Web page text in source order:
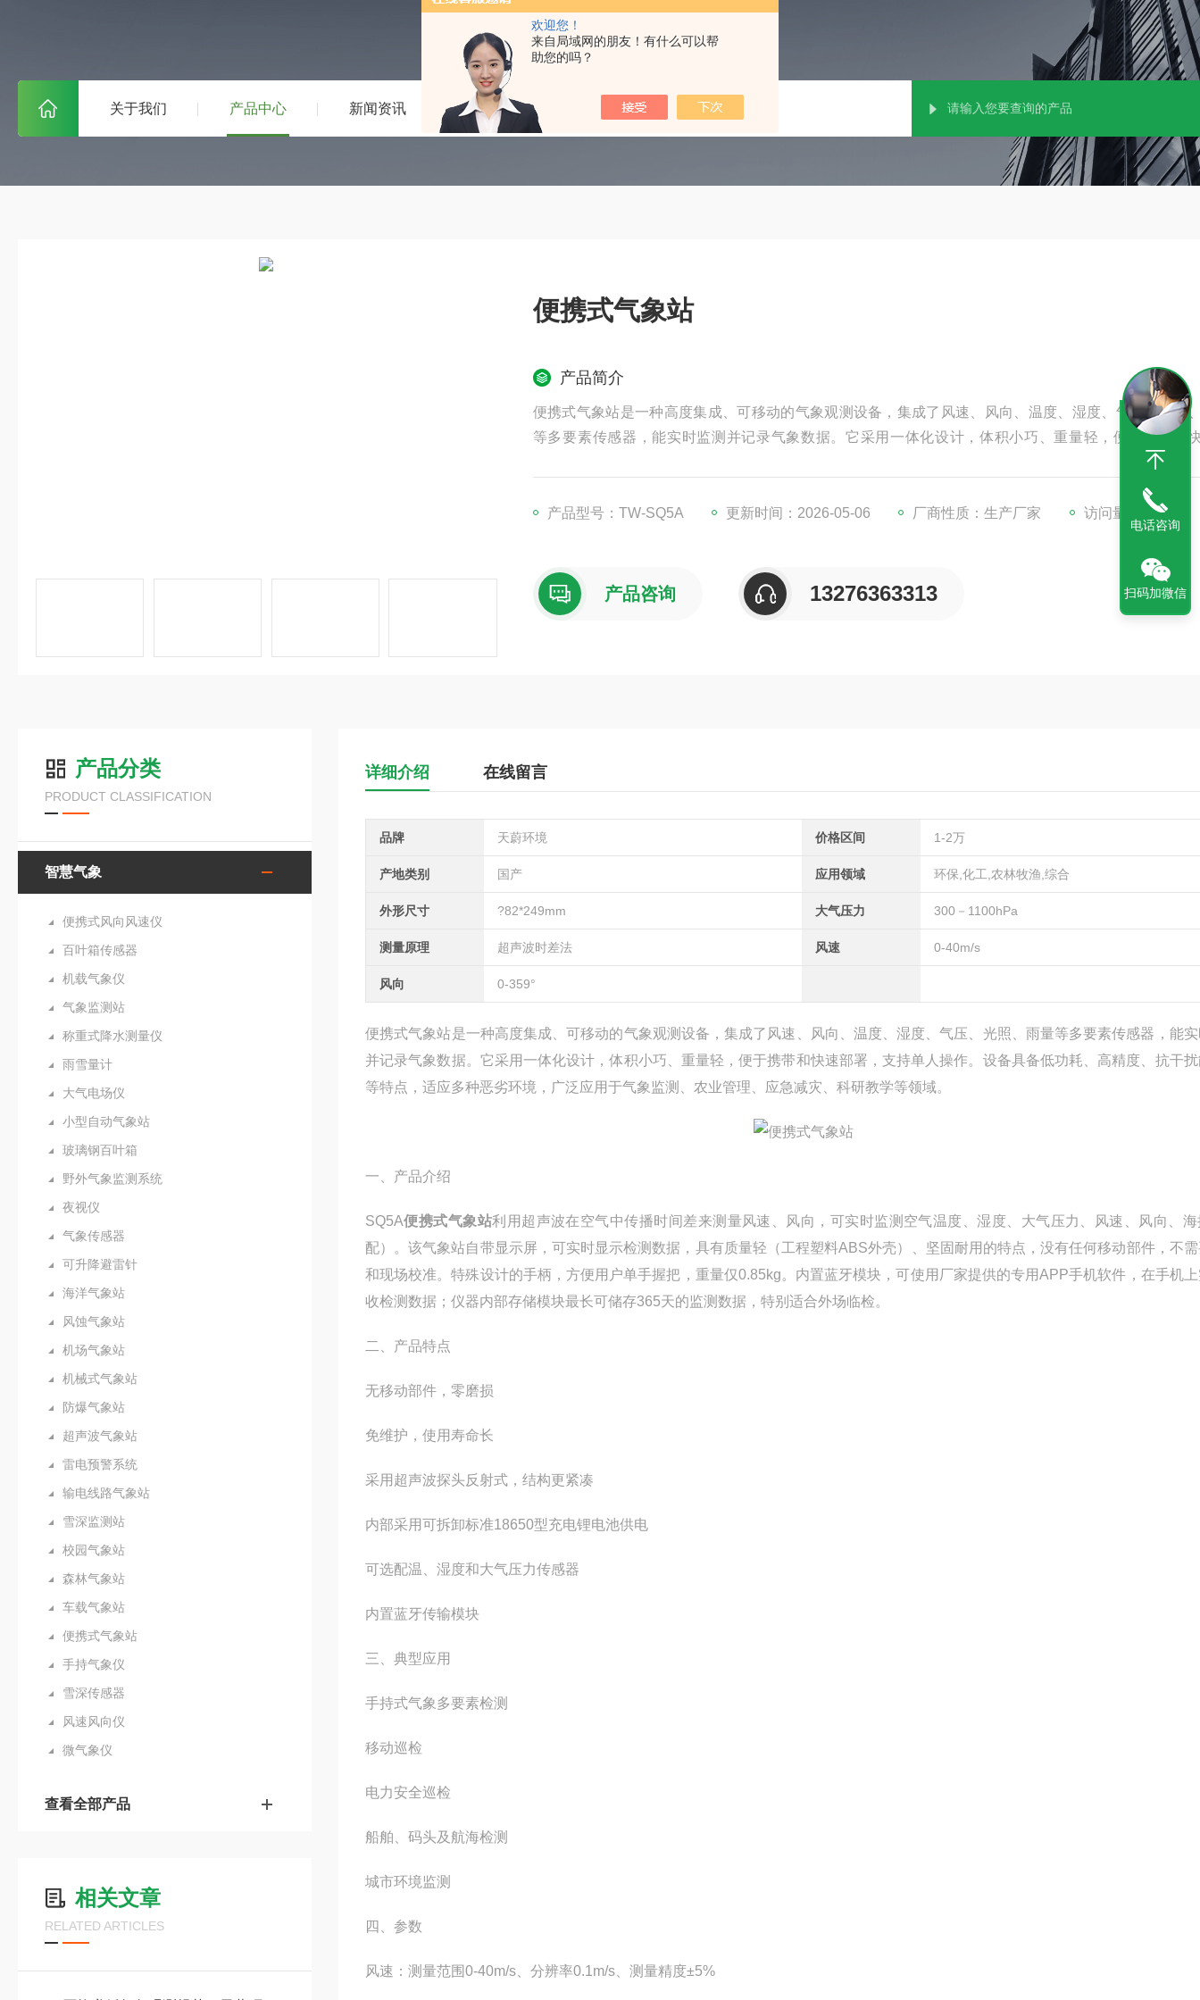
欢迎您！
来自局域网的朋友！有什么可以帮
助您的吗？
关于我们 产品中心 新闻资讯 技术文章 在线留言 联系我们
便携式气象站
产品简介
便携式气象站是一种高度集成、可移动的气象观测设备，集成了风速、风向、温度、湿度、气压、光照
等多要素传感器，能实时监测并记录气象数据。它采用一体化设计，体积小巧、重量轻，便于携带和
署，支持单人操作。设备具备低功耗、高精度、抗干扰能力强等特点，适应多种恶劣环境，广泛应用于
产品型号：TW-SQ5A
更新时间：2026-05-06 厂商性质：生产厂家 访问量：277
产品咨询 13276363313
产品分类
PRODUCT CLASSIFICATION
智慧气象
便携式风向风速仪
百叶箱传感器
机载气象仪
气象监测站
称重式降水测量仪
雨雪量计
大气电场仪
小型自动气象站
玻璃钢百叶箱
野外气象监测系统
夜视仪
气象传感器
可升降避雷针
海洋气象站
风蚀气象站
机场气象站
机械式气象站
防爆气象站
超声波气象站
雷电预警系统
输电线路气象站
雪深监测站
校园气象站
森林气象站
车载气象站
便携式气象站
手持气象仪
雪深传感器
风速风向仪
微气象仪
查看全部产品
相关文章
RELATED ARTICLES
详细介绍 在线留言
品牌 天蔚环境 价格区间 1-2万
产地类别 国产 应用领域 环保,化工,农林牧渔,综合
外形尺寸 ?82*249mm 大气压力 300－1100hPa
测量原理 超声波时差法 风速 0-40m/s
风向 0-359°
便携式气象站是一种高度集成、可移动的气象观测设备，集成了风速、风向、温度、湿度、气压、光照、雨量等多要素传感器，能
并记录气象数据。它采用一体化设计，体积小巧、重量轻，便于携带和快速部署，支持单人操作。设备具备低功耗、高精度、抗干
等特点，适应多种恶劣环境，广泛应用于气象监测、农业管理、应急减灾、科研教学等领域。
一、产品介绍
SQ5A便携式气象站利用超声波在空气中传播时间差来测量风速、风向，可实时监测空气温度、湿度、大气压力、风速、风向、
配）。该气象站自带显示屏，可实时显示检测数据，具有质量轻（工程塑料ABS外壳）、坚固耐用的特点，没有任何移动部件，不
和现场校准。特殊设计的手柄，方便用户单手握把，重量仅0.85kg。内置蓝牙模块，可使用厂家提供的专用APP手机软件，在手机
收检测数据；仪器内部存储模块最长可储存365天的监测数据，特别适合外场临检。
二、产品特点
无移动部件，零磨损
免维护，使用寿命长
采用超声波探头反射式，结构更紧凑
内部采用可拆卸标准18650型充电锂电池供电
可选配温、湿度和大气压力传感器
内置蓝牙传输模块
三、典型应用
手持式气象多要素检测
移动巡检
电力安全巡检
船舶、码头及航海检测
城市环境监测
四、参数
风速：测量范围0-40m/s、分辨率0.1m/s、测量精度±5%
电话咨询
扫码加微信